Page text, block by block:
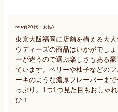
mugi(20代・女性)
東京大阪福岡に店舗を構える大
ウディーズの商品はいかがでし
ーが違うので選ぶ楽しさもある
ています。ベリーや柚子などの
ーキのような濃厚フレーバーま
っぷり。1つ1つ見た目もおしゃ
ひ！